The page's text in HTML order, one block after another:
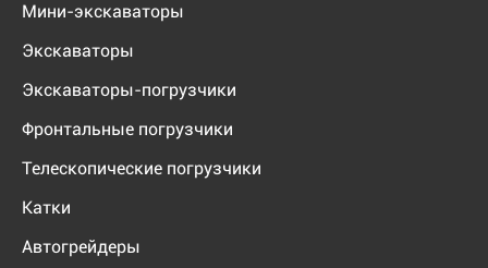
Мини-экскаваторы
Экскаваторы
Экскаваторы-погрузчики
Фронтальные погрузчики
Телескопические погрузчики
Катки
Автогрейдеры